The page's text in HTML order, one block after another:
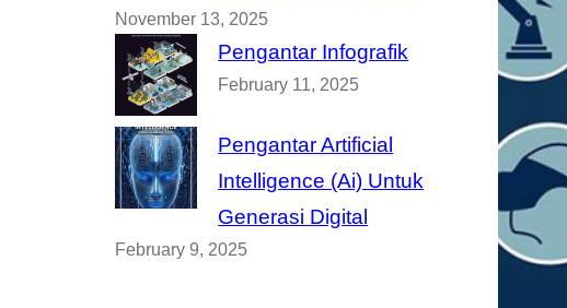
November 13, 2025
Pengantar Infografik
February 11, 2025
Pengantar Artificial
Intelligence (Ai) Untuk
Generasi Digital
February 9, 2025